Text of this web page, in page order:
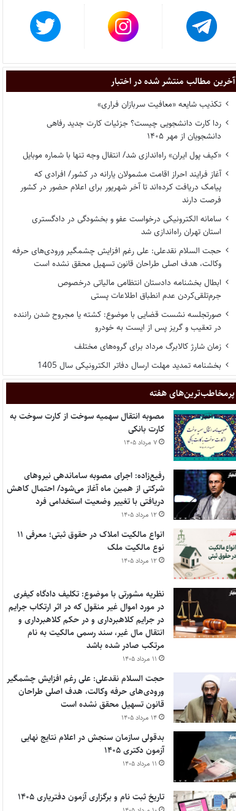
آخرین مطالب منتشر شده در اختبار
تکذیب شایعه «معافیت سربازان فراری»
ردا کارت دانشجویی چیست؟ جزئیات کارت جدید رفاهی
دانشجویان از مهر ۱۴۰۵
«کیف پول ایران» راه‌اندازی شد/ انتقال وجه تنها با شماره موبایل
آغاز فرایند احراز اقامت مشمولان یارانه در کشور/ افرادی که
پیامک دریافت کرده‌اند تا آخر شهریور برای اعلام حضور در کشور
فرصت دارند
سامانه الکترونیکی درخواست عفو و بخشودگی در دادگستری
استان تهران راه‌اندازی شد
حجت السلام نقدعلی: علی رغم افزایش چشمگیر ورودی‌های حرفه
وکالت، هدف اصلی طراحان قانون تسهیل محقق نشده است
ابطال بخشنامه دادستان انتظامی مالیاتی درخصوص
جرم‌تلقی‌کردن عدم انطباق اطلاعات پستی
صورتجلسه نشست قضایی با موضوع: کشته یا مجروح شدن راننده
در تعقیب و گریز پس از ایست به خودرو
زمان شارژ کالابرگ مرداد برای گروه‌های مختلف
بخشنامه تمدید مهلت ارسال دفاتر الکترونیکی سال 1405
پر‌مخاطب‌ترین‌های هفته
مصوبه انتقال سهمیه سوخت از کارت سوخت به
کارت بانکی
۷ مرداد ۱۴۰۵
رفیع‌زاده: اجرای مصوبه ساماندهی نیروهای
شرکتی از همین ماه آغاز می‌شود/ احتمال کاهش
دریافتی با تغییر وضعیت استخدامی فرد
۱۲ مرداد ۱۴۰۵
انواع مالکیت املاک در حقوق ثبتی؛ معرفی ۱۱
نوع مالکیت ملک
۱۲ مرداد ۱۴۰۵
نظریه مشورتی با موضوع: تکلیف دادگاه کیفری
در مورد اموال غیر منقول که در اثر ارتکاب جرایم
در جرایم کلاهبرداری و در حکم کلاهبرداری و
انتقال مال غیر، سند رسمی مالکیت به نام
مرتکب صادر شده باشد
۱۱ مرداد ۱۴۰۵
حجت السلام نقدعلی: علی رغم افزایش چشمگیر
ورودی‌های حرفه وکالت، هدف اصلی طراحان
قانون تسهیل محقق نشده است
۱۴ مرداد ۱۴۰۵
بدقولی سازمان سنجش در اعلام نتایج نهایی
آزمون دکتری ۱۴۰۵
۱۱ مرداد ۱۴۰۵
تاریخ ثبت نام و برگزاری آزمون دفتریاری ۱۴۰۵